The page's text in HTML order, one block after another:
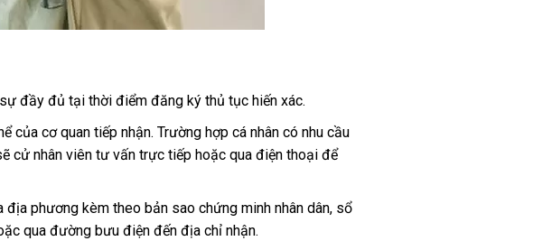
đầy đủ tại thời điểm đăng ký thủ tục hiến xác.
của cơ quan tiếp nhận. Trường hợp cá nhân có nhu cầu
cử nhân viên tư vấn trực tiếp hoặc qua điện thoại để
phương kèm theo bản sao chứng minh nhân dân, sổ
qua đường bưu điện đến địa chỉ nhận.